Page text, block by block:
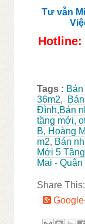
Tư vẫn
Hotline:
Tags :
36m2,
Đình,Bán
tầng mới,
B, Hoàng
m2, Bán
Mới 5 Tầng
Mai -
Share This: